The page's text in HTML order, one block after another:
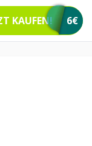
KAUFEN! 6€